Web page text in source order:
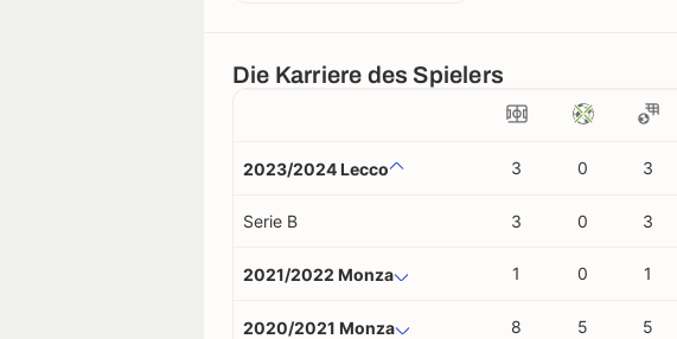
Die Karriere des Spielers
2023/2024 Lecco 3 0 3
Serie B 3 0 3
2021/2022 Monza 1 0 1
2020/2021 Monza 8 5 5